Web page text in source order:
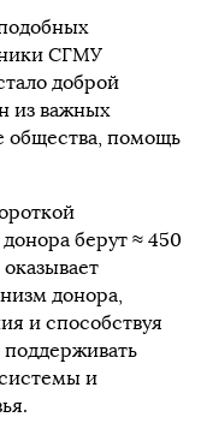
СГМУ
доброй
из важных
общества, помощь
берут ≈ 450
донора,
и способствуя
и